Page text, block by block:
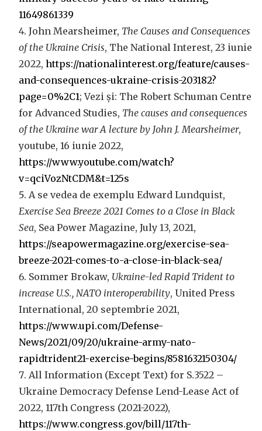
11649861339
John Mearsheimer, The Causes and Consequences
of the Ukraine Crisis, The National Interest, 23 iunie
2022, https://nationalinterest.org/feature/causes-
and-consequences-ukraine-crisis-203182?
page=0%2C1; Vezi și: The Robert Schuman Centre
for Advanced Studies, The causes and consequences
of the Ukraine war A lecture by John J. Mearsheimer,
youtube, 16 iunie 2022,
https://www.youtube.com/watch?
v=qciVozNtCDM&t=125s
A se vedea de exemplu Edward Lundquist,
Exercise Sea Breeze 2021 Comes to a Close in Black
Sea, Sea Power Magazine, July 13, 2021,
https://seapowermagazine.org/exercise-sea-
breeze-2021-comes-to-a-close-in-black-sea/
Sommer Brokaw, Ukraine-led Rapid Trident to
increase U.S., NATO interoperability, United Press
International, 20 septembrie 2021,
https://www.upi.com/Defense-
News/2021/09/20/ukraine-army-nato-
rapidtrident21-exercise-begins/8581632150304/
All Information (Except Text) for S.3522 –
Ukraine Democracy Defense Lend-Lease Act of
2022, 117th Congress (2021-2022),
https://www.congress.gov/bill/117th-